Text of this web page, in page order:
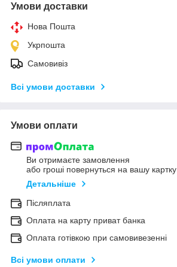
Умови доставки
Нова Пошта
Укрпошта
Самовивіз
Всі умови доставки
Умови оплати
Ви отримаєте замовлення
або гроші повернуться на вашу картку
Детальніше
Післяплата
Оплата на карту приват банка
Оплата готівкою при самовивезенні
Всі умови оплати